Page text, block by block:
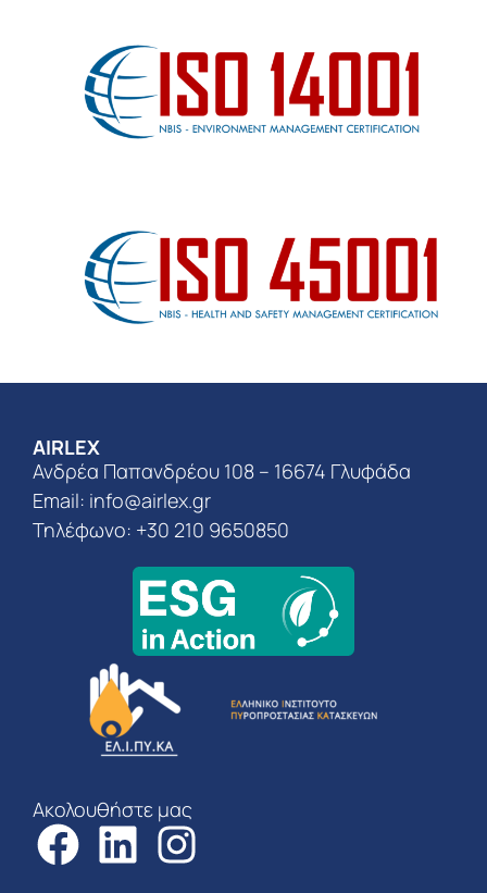
AIRLEX
Ανδρέα Παπανδρέου 108 – 16674 Γλυφάδα
Email: info@airlex.gr
Τηλέφωνο: +30 210 9650850
Ακολουθήστε μας